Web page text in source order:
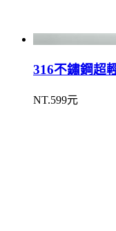
316不鏽鋼超
NT.599元